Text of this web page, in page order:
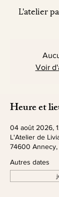
L'atelier
Voir
Heure et
04 août 2026,
L'Atelier de
74600 Annecy,
Autres dates